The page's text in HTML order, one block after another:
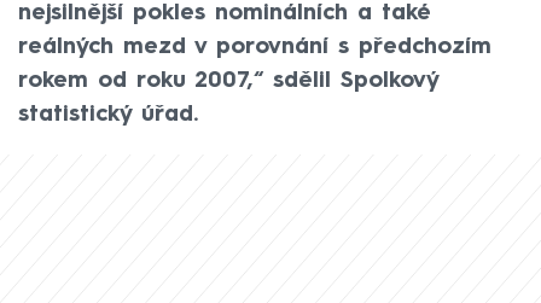
nejsilnější pokles nominálních a také
reálných mezd v porovnání s předchozím
rokem od roku 2007,“ sdělil Spolkový
statistický úřad.